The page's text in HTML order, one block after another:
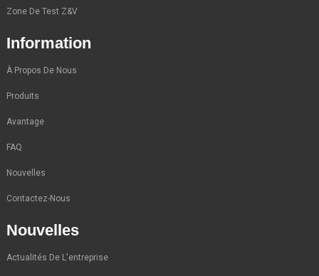
Zone De Test Z&V
Information
À Propos De Nous
Produits
Avantage
FAQ
Nouvelles
Contactez-Nous
Nouvelles
Actualités De L'entreprise